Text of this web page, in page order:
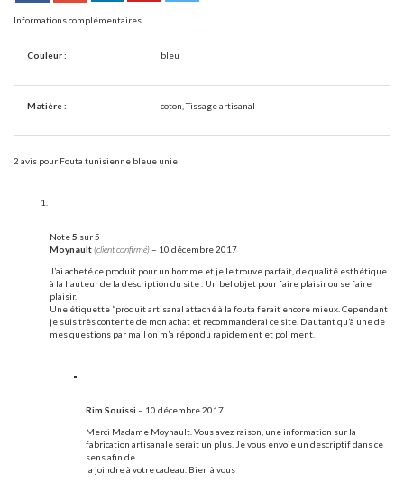
Informations complémentaires
Couleur : bleu
Matière : coton, Tissage artisanal
2 avis pour Fouta tunisienne bleue unie
Note5 sur 5
Moynault(client confirmé)– 10 décembre 2017
J’ai acheté ce produit pour un homme et je le trouve parfait, de qualité esthétique
à la hauteur de la description du site . Un bel objet pour faire plaisir ou se faire
plaisir.
Une étiquette “produit artisanal attaché à la fouta ferait encore mieux. Cependant
je suis très contente de mon achat et recommanderai ce site. D’autant qu’à une de
mes questions par mail on m’a répondu rapidement et poliment.
Rim Souissi – 10 décembre 2017
Merci Madame Moynault. Vous avez raison, une information sur la
fabrication artisanale serait un plus. Je vous envoie un descriptif dans ce
sens afin de
la joindre à votre cadeau. Bien à vous